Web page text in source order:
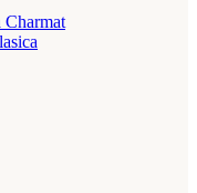
Charmat